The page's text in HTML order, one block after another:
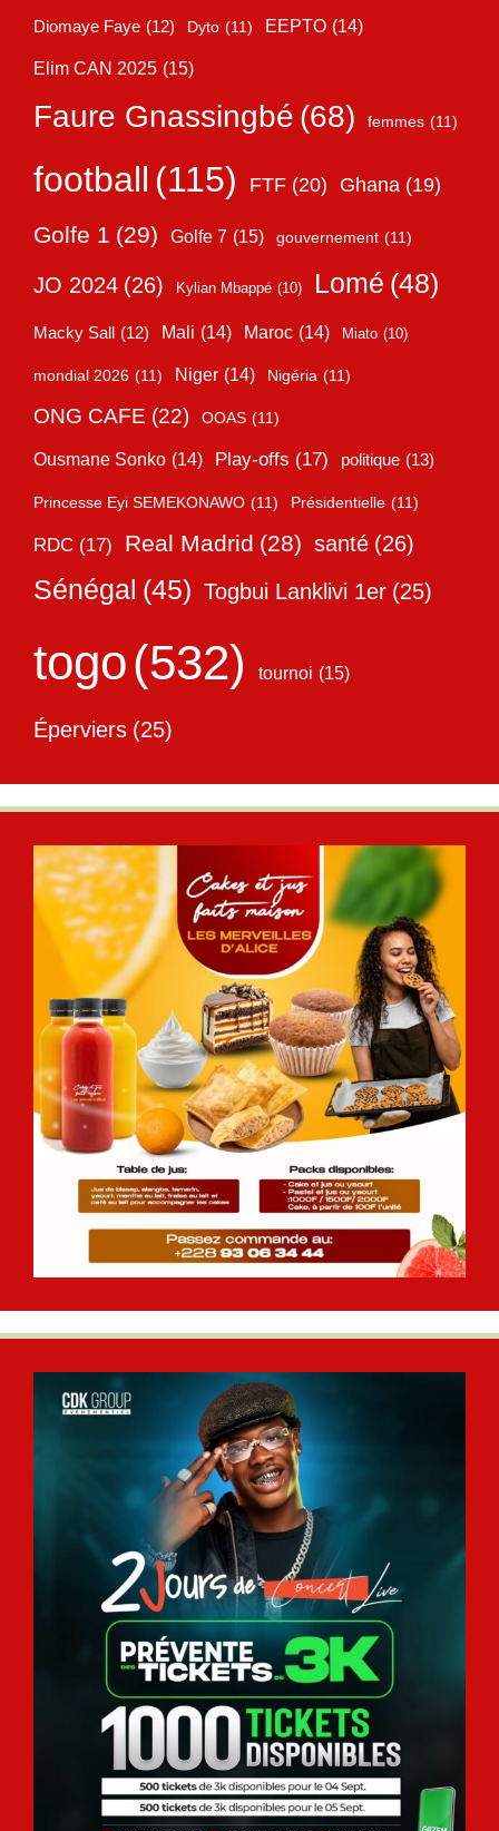
Diomaye Faye (12) Dyto (11) EEPTO (14)
Elim CAN 2025 (15)
Faure Gnassingbé (68) femmes (11)
football (115) FTF (20) Ghana (19)
Golfe 1 (29) Golfe 7 (15) gouvernement (11)
JO 2024 (26) Kylian Mbappé (10) Lomé (48)
Macky Sall (12) Mali (14) Maroc (14) Miato (10)
mondial 2026 (11) Niger (14) Nigéria (11)
ONG CAFE (22) OOAS (11)
Ousmane Sonko (14) Play-offs (17) politique (13)
Princesse Eyi SEMEKONAWO (11) Présidentielle (11)
RDC (17) Real Madrid (28) santé (26)
Sénégal (45) Togbui Lanklivi 1er (25)
togo(532) tournoi (15)
Éperviers (25)